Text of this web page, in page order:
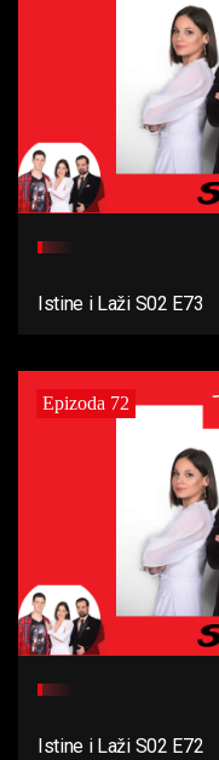
Istine i Laži S02 E73
Epizoda 72
Istine i Laži S02 E72